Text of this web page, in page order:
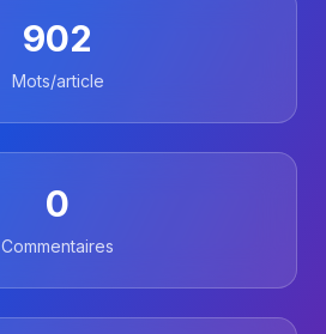
902
Mots/article
0
Commentaires